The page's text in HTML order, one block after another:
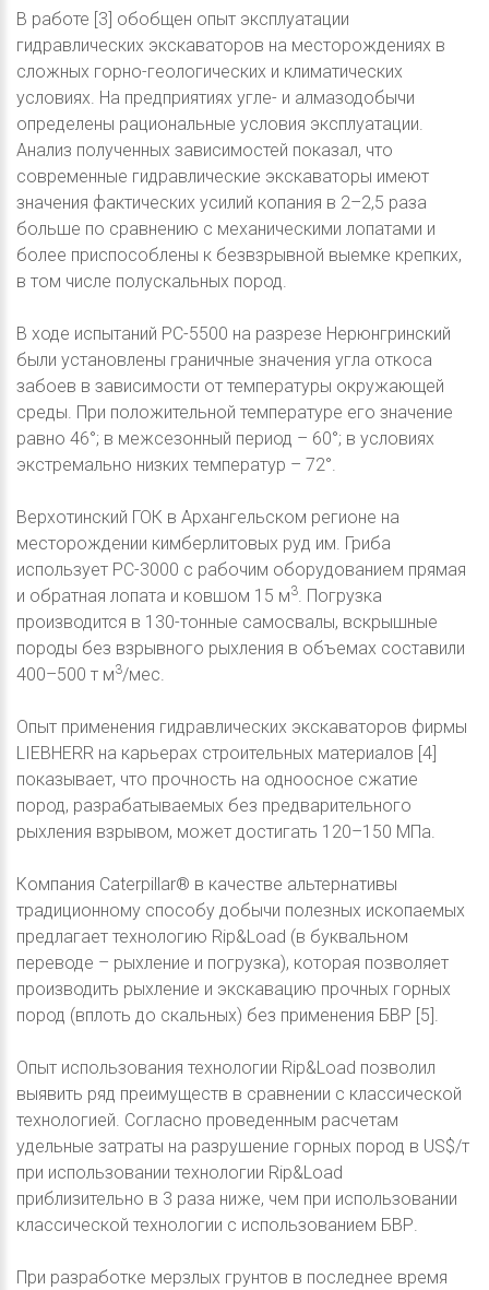
В работе [3] обобщен опыт эксплуатации
гидравлических экскаваторов на месторождениях в
сложных горно-геологических и климатических
условиях. На предприятиях угле- и алмазодобычи
определены рациональные условия эксплуатации.
Анализ полученных зависимостей показал, что
современные гидравлические экскаваторы имеют
значения фактических усилий копания в 2–2,5 раза
больше по сравнению с механическими лопатами и
более приспособлены к безвзрывной выемке крепких,
в том числе полускальных пород.
В ходе испытаний РС-5500 на разрезе Нерюнгринский
были установлены граничные значения угла откоса
забоев в зависимости от температуры окружающей
среды. При положительной температуре его значение
равно 46°; в межсезонный период – 60°; в условиях
экстремально низких температур – 72°.
Верхотинский ГОК в Архангельском регионе на
месторождении кимберлитовых руд им. Гриба
использует РС-3000 с рабочим оборудованием прямая
и обратная лопата и ковшом 15 м3. Погрузка
производится в 130-тонные самосвалы, вскрышные
породы без взрывного рыхления в объемах составили
400–500 т м3/мес.
Опыт применения гидравлических экскаваторов фирмы
LIEBHERR на карьерах строительных материалов [4]
показывает, что прочность на одноосное сжатие
пород, разрабатываемых без предварительного
рыхления взрывом, может достигать 120–150 МПа.
Компания Caterpillar® в качестве альтернативы
традиционному способу добычи полезных ископаемых
предлагает технологию Rip&Load (в буквальном
переводе – рыхление и погрузка), которая позволяет
производить рыхление и экскавацию прочных горных
пород (вплоть до скальных) без применения БВР [5].
Опыт использования технологии Rip&Load позволил
выявить ряд преимуществ в сравнении с классической
технологией. Согласно проведенным расчетам
удельные затраты на разрушение горных пород в US$/т
при использовании технологии Rip&Load
приблизительно в 3 раза ниже, чем при использовании
классической технологии с использованием БВР.
При разработке мерзлых грунтов в последнее время